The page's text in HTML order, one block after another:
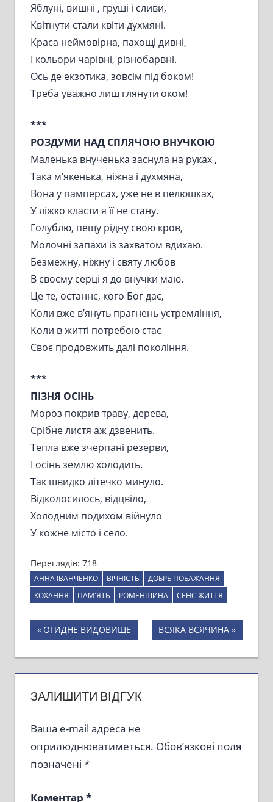
Яблуні, вишні , груші і сливи,
Квітнути стали квіти духмяні.
Краса неймовірна, пахощі дивні,
І кольори чарівні, різнобарвні.
Ось де екзотика, зовсім під боком!
Треба уважно лиш глянути оком!
***
РОЗДУМИ НАД СПЛЯЧОЮ ВНУЧКОЮ
Маленька внученька заснула на руках ,
Така м’якенька, ніжна і духмяна,
Вона у памперсах, уже не в пелюшках,
У ліжко класти я її не стану.
Голублю, пещу рідну свою кров,
Молочні запахи із захватом вдихаю.
Безмежну, ніжну і святу любов
В своєму серці я до внучки маю.
Це те, останнє, кого Бог дає,
Коли вже в’януть прагнень устремління,
Коли в житті потребою стає
Своє продовжить далі покоління.
***
ПІЗНЯ ОСІНЬ
Мороз покрив траву, дерева,
Срібне листя аж дзвенить.
Тепла вже зчерпані резерви,
І осінь землю холодить.
Так швидко літечко минуло.
Відколосилось, відцвіло,
Холодним подихом війнуло
У кожне місто і село.
Переглядів: 718
АННА ІВАНЧЕНКО ВІЧНІСТЬ
ДОБРЕ ПОБАЖАННЯ
КОХАННЯ
ПАМ'ЯТЬ РОМЕНЩИНА СЕНС ЖИТТЯ
Навігація
записів
Previous
Post:
ОГИДНЕ ВИДОВИЩЕ
Next
Post:
ВСЯКА ВСЯЧИНА
ЗАЛИШИТИ ВІДГУК
Ваша e-mail адреса не
оприлюднюватиметься. Обов’язкові поля
позначені *
Коментар *